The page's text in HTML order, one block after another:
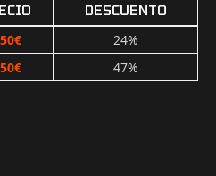
DESCUENTO
€
24%
€ 47%